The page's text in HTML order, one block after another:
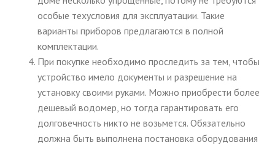
особые техусловия для эксплуатации. Такие
варианты приборов предлагаются в полной
комплектации.
При покупке необходимо проследить за тем, чтобы
устройство имело документы и разрешение на
установку своими руками. Можно приобрести более
дешевый водомер, но тогда гарантировать его
долговечность никто не возьмется. Обязательно
должна быть выполнена постановка оборудования